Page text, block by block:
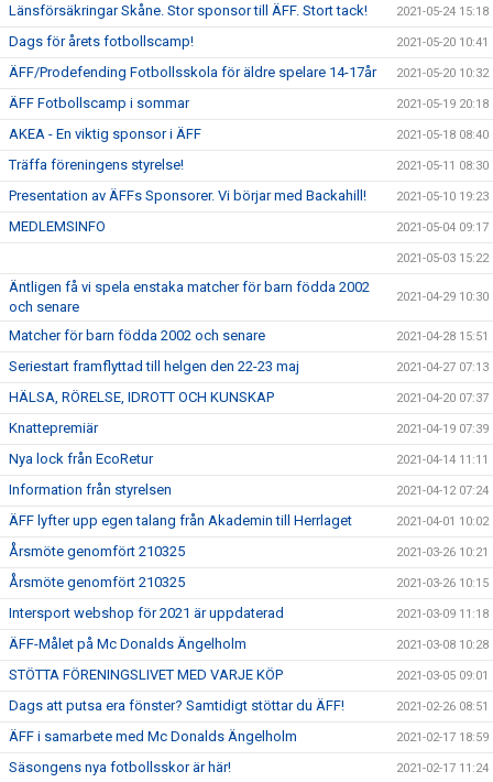
Länsförsäkringar Skåne. Stor sponsor till ÄFF. Stort tack! 2021-05-24 15:18
Dags för årets fotbollscamp! 2021-05-20 10:41
ÄFF/Prodefending Fotbollsskola för äldre spelare 14-17år 2021-05-20 10:32
ÄFF Fotbollscamp i sommar 2021-05-19 20:18
AKEA - En viktig sponsor i ÄFF 2021-05-18 08:40
Träffa föreningens styrelse! 2021-05-11 08:30
Presentation av ÄFFs Sponsorer. Vi börjar med Backahill! 2021-05-10 19:23
MEDLEMSINFO 2021-05-04 09:17
2021-05-03 15:22
Äntligen få vi spela enstaka matcher för barn födda 2002
och senare
2021-04-29 10:30
Matcher för barn födda 2002 och senare 2021-04-28 15:51
Seriestart framflyttad till helgen den 22-23 maj 2021-04-27 07:13
HÄLSA, RÖRELSE, IDROTT OCH KUNSKAP 2021-04-20 07:37
Knattepremiär 2021-04-19 07:39
Nya lock från EcoRetur 2021-04-14 11:11
Information från styrelsen 2021-04-12 07:24
ÄFF lyfter upp egen talang från Akademin till Herrlaget 2021-04-01 10:02
Årsmöte genomfört 210325 2021-03-26 10:21
Årsmöte genomfört 210325 2021-03-26 10:15
Intersport webshop för 2021 är uppdaterad 2021-03-09 11:18
ÄFF-Målet på Mc Donalds Ängelholm 2021-03-08 10:28
STÖTTA FÖRENINGSLIVET MED VARJE KÖP 2021-03-05 09:01
Dags att putsa era fönster? Samtidigt stöttar du ÄFF! 2021-02-26 08:51
ÄFF i samarbete med Mc Donalds Ängelholm 2021-02-17 18:59
Säsongens nya fotbollsskor är här! 2021-02-17 11:24